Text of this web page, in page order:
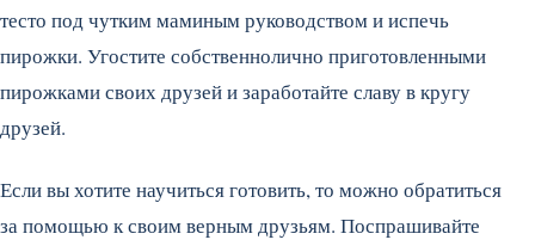
тесто под чутким маминым руководством и испечь
пирожки. Угостите собственнолично приготовленными
пирожками своих друзей и заработайте славу в кругу
друзей.
Если вы хотите научиться готовить, то можно обратиться
за помощью к своим верным друзьям. Поспрашивайте